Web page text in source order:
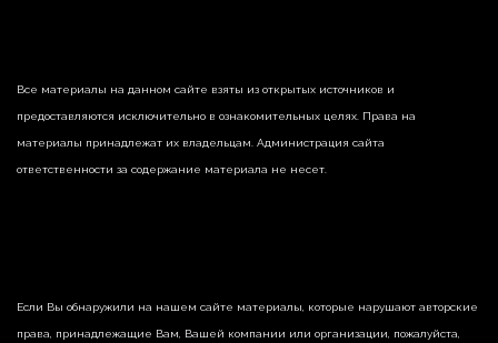
Все материалы на данном сайте взяты из открытых источников и
предоставляются исключительно в ознакомительных целях. Права на
материалы принадлежат их владельцам. Администрация сайта
ответственности за содержание материала не несет.
Если Вы обнаружили на нашем сайте материалы, которые нарушают авторские
права, принадлежащие Вам, Вашей компании или организации, пожалуйста,